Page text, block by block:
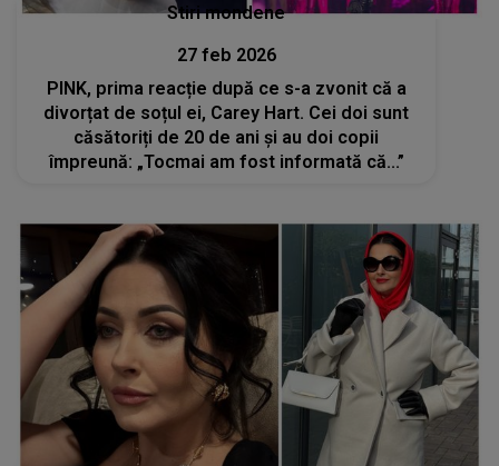
Stiri mondene
27 feb 2026
PINK, prima reacție după ce s-a zvonit că a
divorțat de soțul ei, Carey Hart. Cei doi sunt
căsătoriți de 20 de ani și au doi copii
împreună: „Tocmai am fost informată că...”